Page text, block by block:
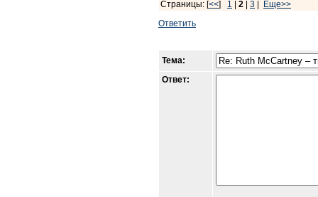
Страницы: [<<] 1 2 3
Еще>>
Ответить
Тема:
Ответ: